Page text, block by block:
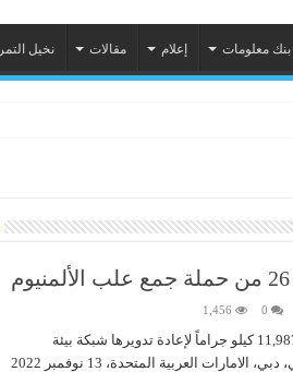
بنك معلومات إعلام مقالات نخيل التمر
0
1,456
تجمع 11,987 كيلو جراماً لإعادة تدويرها شبكة بيئة
ابوظبي، دبي، الامارات العربية المتحدة، 13 نوفمبر 2022